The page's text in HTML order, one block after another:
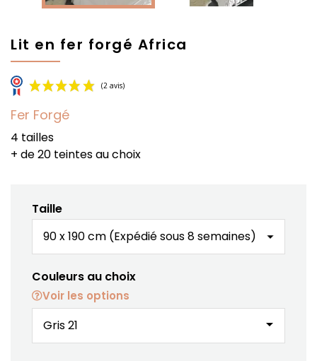
Lit en fer forgé Africa
Fer Forgé
4 tailles
+ de 20 teintes au choix
Taille
Couleurs au choix
Voir les options
arrow_drop_down